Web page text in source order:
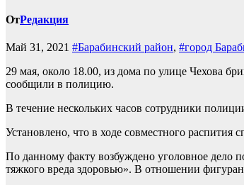
ОтРедакция
Май 31, 2021 #Барабинский район, #город
29 мая, около 18.00, из дома по улице Чехова
сообщили в полицию.
В течение нескольких часов сотрудники
Установлено, что в ходе совместного
По данному факту возбуждено уголовное дело
тяжкого вреда здоровью». В отношении